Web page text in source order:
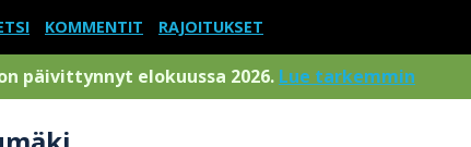
KOMMENTIT RAJOITUKSET
päivittynnyt elokuussa 2026. Lue tarkemmin